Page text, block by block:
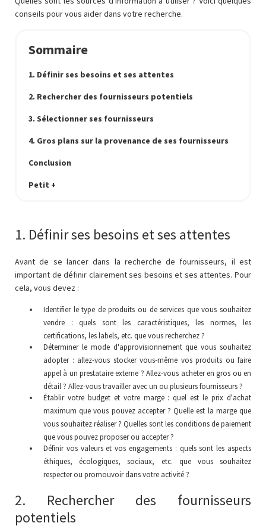
conseils pour vous aider dans votre recherche.
Sommaire
1. Définir ses besoins et ses attentes
2. Rechercher des fournisseurs potentiels
3. Sélectionner ses fournisseurs
4. Gros plans sur la provenance de ses fournisseurs
Conclusion
Petit +
1. Définir ses besoins et ses attentes
Avant de se lancer dans la recherche de fournisseurs, il est
important de définir clairement ses besoins et ses attentes. Pour
cela, vous devez :
Identifier le type de produits ou de services que vous souhaitez
vendre : quels sont les caractéristiques, les normes, les
certifications, les labels, etc. que vous recherchez ?
Déterminer le mode d'approvisionnement que vous souhaitez
adopter : allez-vous stocker vous-même vos produits ou faire
appel à un prestataire externe ? Allez-vous acheter en gros ou en
détail ? Allez-vous travailler avec un ou plusieurs fournisseurs ?
Établir votre budget et votre marge : quel est le prix d'achat
maximum que vous pouvez accepter ? Quelle est la marge que
vous souhaitez réaliser ? Quelles sont les conditions de paiement
que vous pouvez proposer ou accepter ?
Définir vos valeurs et vos engagements : quels sont les aspects
éthiques, écologiques, sociaux, etc. que vous souhaitez
respecter ou promouvoir dans votre activité ?
2. Rechercher des fournisseurs
potentiels